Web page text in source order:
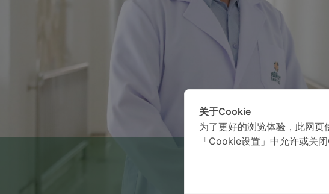
关于Cookie
为了更好的浏览体验，此网
「Cookie设置」中允许或关